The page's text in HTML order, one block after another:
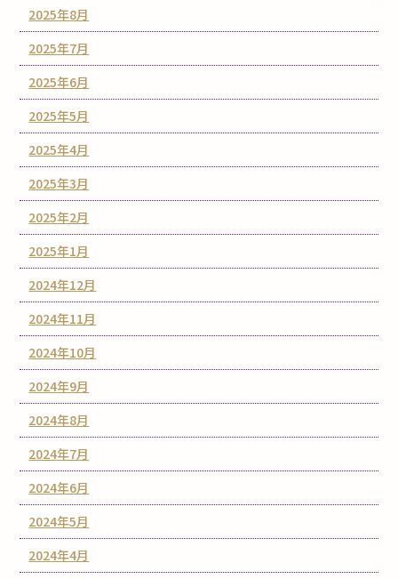
2025年8月
2025年7月
2025年6月
2025年5月
2025年4月
2025年3月
2025年2月
2025年1月
2024年12月
2024年11月
2024年10月
2024年9月
2024年8月
2024年7月
2024年6月
2024年5月
2024年4月